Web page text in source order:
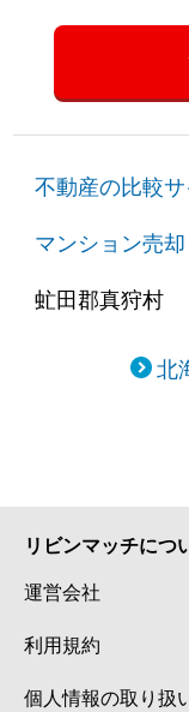
不動産の比較
マンション売
虻田郡真狩村
北
リビンマッチにつ
運営会社
利用規約
個人情報の取り扱